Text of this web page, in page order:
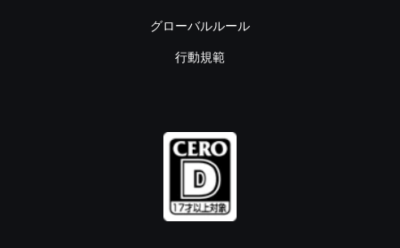
グローバルルール
行動規範